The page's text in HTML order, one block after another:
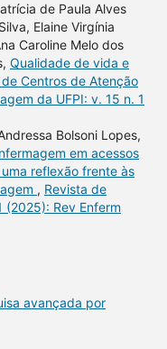
de Paula Alves
Elaine Virgínia
Caroline Melo dos
Qualidade de vida e
Centros de Atenção
da UFPI: v. 15 n. 1
Bolsoni Lopes,
em acessos
reflexão frente às
, Revista de
(2025): Rev Enferm
avançada por